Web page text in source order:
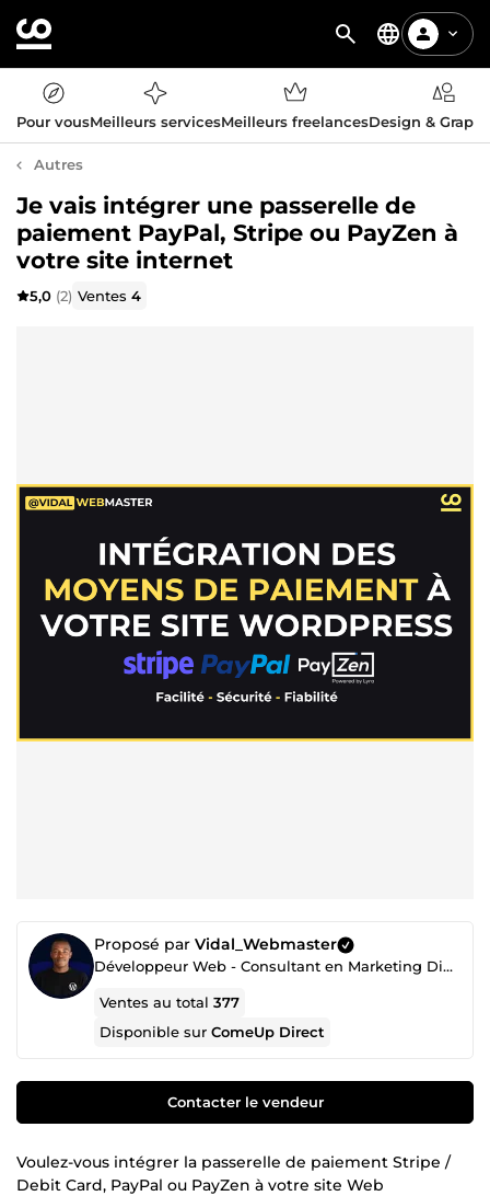
Pour vousMeilleurs servicesMeilleurs freelancesDesign &
Autres
Je vais intégrer une passerelle de
paiement PayPal, Stripe ou PayZen à
votre site internet
5,0 (2) Ventes4
Proposé par Vidal_Webmaster
Développeur Web - Consultant en Marketing Digital
Ventes au total377
Disponible surComeUp Direct
Contacter le vendeur
Voulez-vous intégrer la passerelle de paiement Stripe /
Debit Card, PayPal ou PayZen à votre site Web